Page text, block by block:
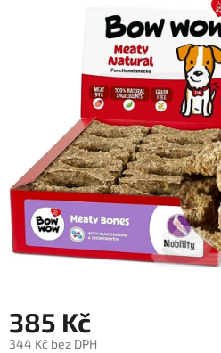
385 Kč
344 Kč bez DPH